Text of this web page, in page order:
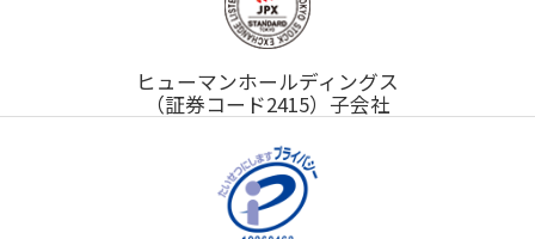
ヒューマンホールディングス
（証券コード2415）子会社